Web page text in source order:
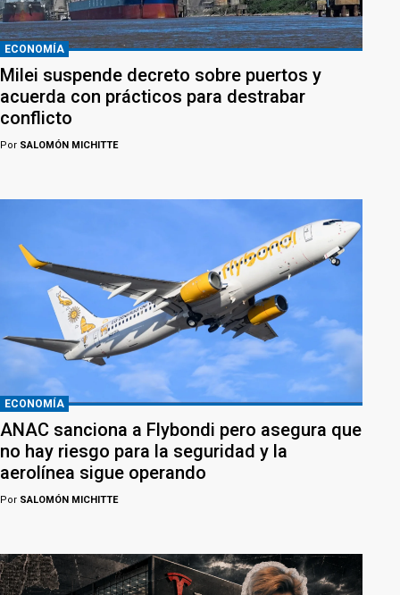
ECONOMÍA
Milei suspende decreto sobre puertos y
acuerda con prácticos para destrabar
conflicto
Por SALOMÓN MICHITTE
ECONOMÍA
ANAC sanciona a Flybondi pero asegura que
no hay riesgo para la seguridad y la
aerolínea sigue operando
Por SALOMÓN MICHITTE